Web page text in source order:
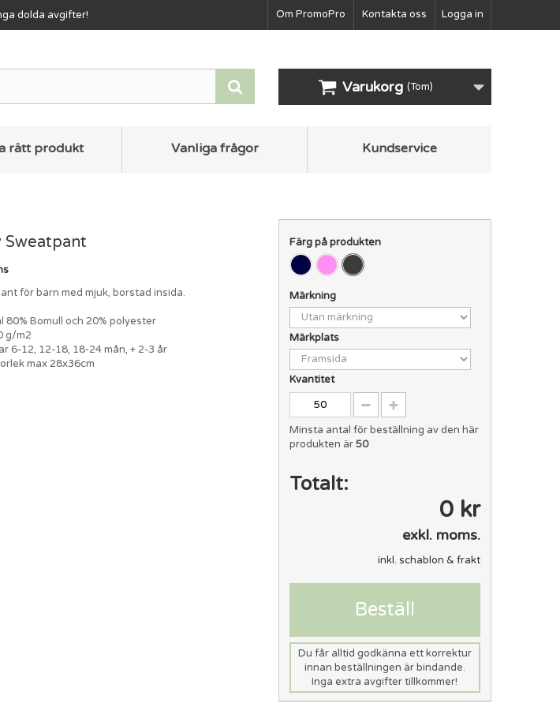
Logga in
Kontakta oss
Om PromoPro
dolda avgifter!
Varukorg (Tom)
rätt produkt Vanliga frågor Kundservice
Sweatpant
för barn med mjuk, borstad insida.
80% Bomull och 20% polyester
g/m2
6-12, 12-18, 18-24 mån, + 2-3 år
max 28x36cm
Färg på produkten
Märkning
Märkplats
Kvantitet
Minsta antal för beställning av den här
produkten är50
Totalt:
0 kr
exkl. moms.
inkl. schablon & frakt
Beställ
Du får alltid godkänna ett korrektur
innan beställningen är bindande.
Inga extra avgifter tillkommer!